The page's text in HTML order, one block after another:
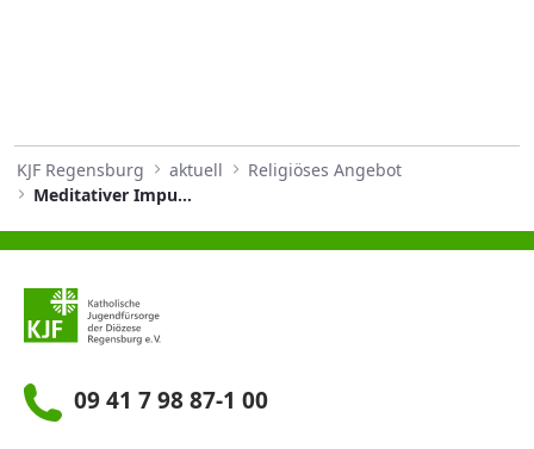
KJF Regensburg aktuell
Religiöses Angebot
Meditativer Impuls November 2025
09 41 7 98 87-1 00